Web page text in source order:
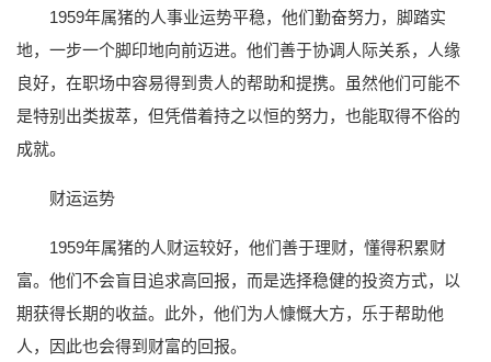
1959年属猪的人事业运势平稳，他们勤奋努力，脚踏实
地，一步一个脚印地向前迈进。他们善于协调人际关系，人缘
良好，在职场中容易得到贵人的帮助和提携。虽然他们可能不
是特别出类拔萃，但凭借着持之以恒的努力，也能取得不俗的
成就。
财运运势
1959年属猪的人财运较好，他们善于理财，懂得积累财
富。他们不会盲目追求高回报，而是选择稳健的投资方式，以
期获得长期的收益。此外，他们为人慷慨大方，乐于帮助他
人，因此也会得到财富的回报。